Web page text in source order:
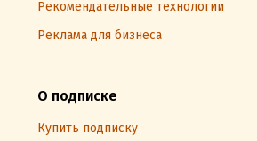
Рекомендательные технологии
Реклама для бизнеса
О подписке
Купить подписку